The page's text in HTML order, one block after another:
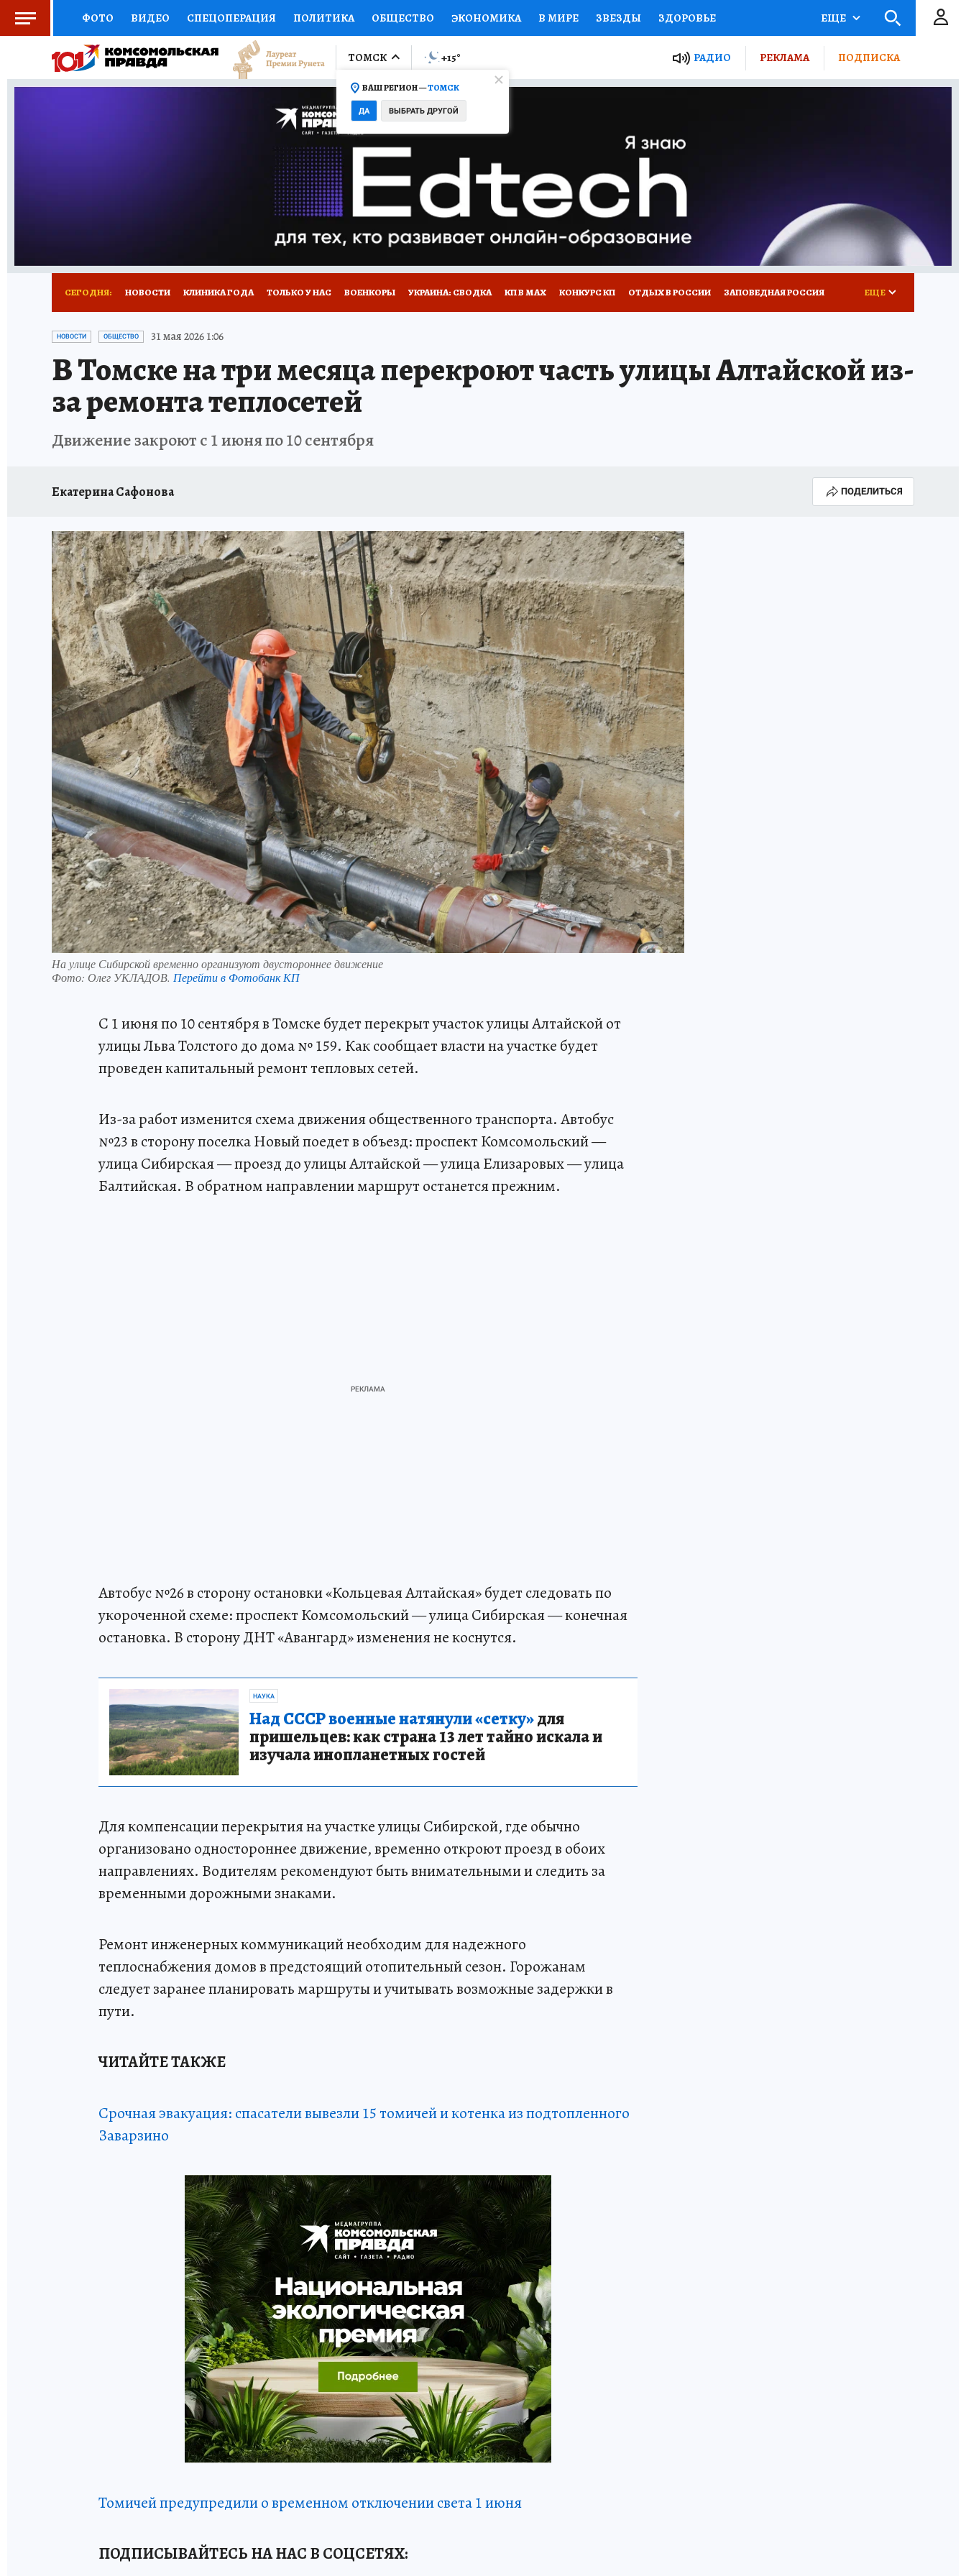
ФОТО ВИДЕО СПЕЦОПЕРАЦИЯ ПОЛИТИКА ОБЩЕСТВО ЭКОНОМИКА В МИРЕ ЗВЕЗДЫ ЗДОРОВЬЕ
СОЦПОДДЕРЖКА НАУКА СПОРТ КОЛУМНИСТЫ ПРОИСШЕСТВИЯ НАЦИОНАЛЬНЫЕ ПРОЕКТЫ РОССИИ
ВЫБОР ЭКСПЕРТОВ ДОКТОР ФИНАНСЫ ОТКРЫВАЕМ МИР Я ЗНАЮ СЕМЬЯ ЖЕНСКИЕ СЕКРЕТЫ ПУТЕВОДИТЕЛЬ
ПРОГНОЗЫ НА СПОРТ ПРОМОКОДЫ СЕРИАЛЫ
ТЕЛЕВИЗОР КОЛЛЕКЦИИ КОНКУРСЫ ГИД ПОТРЕБИТЕЛЯ
НОВОЕ НА САЙТЕ
ЕЩЕ
ТОМСК
ВАШ РЕГИОН —ТОМСК
ДА ВЫБРАТЬ ДРУГОЙ
+15° РАДИО РЕКЛАМА ПОДПИСКА
СЕГОДНЯ: НОВОСТИ КЛИНИКА ГОДА ТОЛЬКО У НАС ВОЕНКОРЫ УКРАИНА: СВОДКА КП В МАХ КОНКУРС КП ОТДЫХ В РОССИИ ЗАПОВЕДНАЯ РОССИЯ
ПРОИСШЕСТВИЯ АФИША
ЕЩЕ
НОВОСТИ ОБЩЕСТВО 31 мая 2026 1:06
В Томске на три месяца перекроют часть улицы Алтайской из-
за ремонта теплосетей
Движение закроют с 1 июня по 10 сентября
Екатерина Сафонова ПОДЕЛИТЬСЯ
На улице Сибирской временно организуют двустороннее движение
Фото: Олег УКЛАДОВ. Перейти в Фотобанк КП
С 1 июня по 10 сентября в Томске будет перекрыт участок улицы Алтайской от
улицы Льва Толстого до дома № 159. Как сообщает власти на участке будет
проведен капитальный ремонт тепловых сетей.
Из-за работ изменится схема движения общественного транспорта. Автобус
№23 в сторону поселка Новый поедет в объезд: проспект Комсомольский —
улица Сибирская — проезд до улицы Алтайской — улица Елизаровых — улица
Балтийская. В обратном направлении маршрут останется прежним.
Автобус №26 в сторону остановки «Кольцевая Алтайская» будет следовать по
укороченной схеме: проспект Комсомольский — улица Сибирская — конечная
остановка. В сторону ДНТ «Авангард» изменения не коснутся.
НАУКА
Над СССР военные натянули «сетку»для
пришельцев: как страна 13 лет тайно искала и
изучала инопланетных гостей
Для компенсации перекрытия на участке улицы Сибирской, где обычно
организовано одностороннее движение, временно откроют проезд в обоих
направлениях. Водителям рекомендуют быть внимательными и следить за
временными дорожными знаками.
Ремонт инженерных коммуникаций необходим для надежного
теплоснабжения домов в предстоящий отопительный сезон. Горожанам
следует заранее планировать маршруты и учитывать возможные задержки в
пути.
ЧИТАЙТЕ ТАКЖЕ
Срочная эвакуация: спасатели вывезли 15 томичей и котенка из подтопленного
Заварзино
Томичей предупредили о временном отключении света 1 июня
ПОДПИСЫВАЙТЕСЬ НА НАС В СОЦСЕТЯХ: